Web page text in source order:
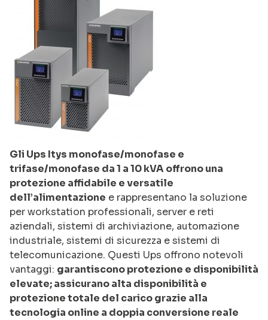
Gli Ups Itys monofase/monofase e
trifase/monofase da 1 a 10 kVA offrono una
protezione affidabile e versatile
dell’alimentazione e rappresentano la soluzione
per workstation professionali, server e reti
aziendali, sistemi di archiviazione, automazione
industriale, sistemi di sicurezza e sistemi di
telecomunicazione. Questi Ups offrono notevoli
vantaggi: garantiscono protezione e disponibilità
elevate; assicurano alta disponibilità e
protezione totale del carico grazie alla
tecnologia online a doppia conversione reale